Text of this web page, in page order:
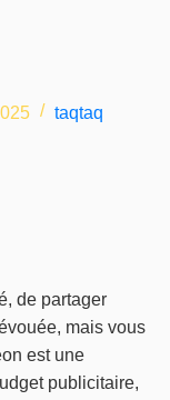
taqtaq
de partager
mais vous
est une
publicitaire,